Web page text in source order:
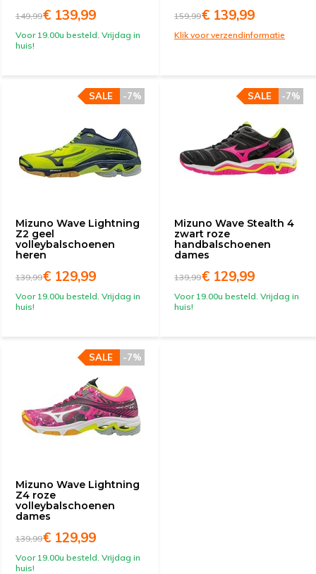
149,99€ 139,99
Voor 19.00u besteld. Vrijdag in
huis!
159,99€ 139,99
Klik voor verzendinformatie
Mizuno Wave Lightning
Z2 geel
volleybalschoenen
heren
-7%
SALE
139,99€ 129,99
Voor 19.00u besteld. Vrijdag in
huis!
Mizuno Wave Stealth 4
zwart roze
handbalschoenen
dames
-7%
SALE
139,99€ 129,99
Voor 19.00u besteld. Vrijdag in
huis!
Mizuno Wave Lightning
Z4 roze
volleybalschoenen
dames
-7%
SALE
139,99€ 129,99
Voor 19.00u besteld. Vrijdag in
huis!